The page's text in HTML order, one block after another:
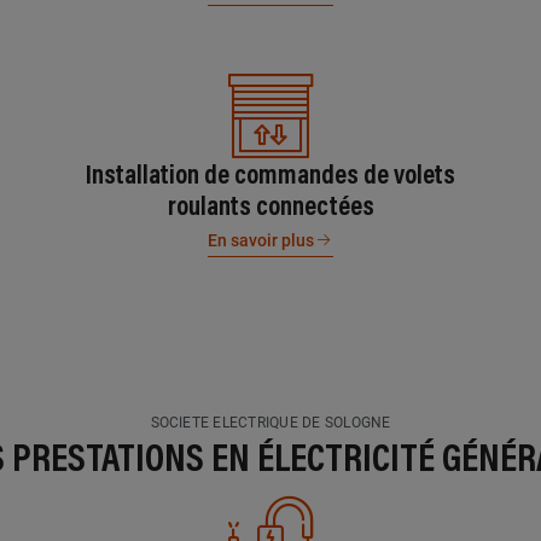
Installation de commandes de volets
roulants connectées
En savoir plus
SOCIETE ELECTRIQUE DE SOLOGNE
PRESTATIONS EN ÉLECTRICITÉ